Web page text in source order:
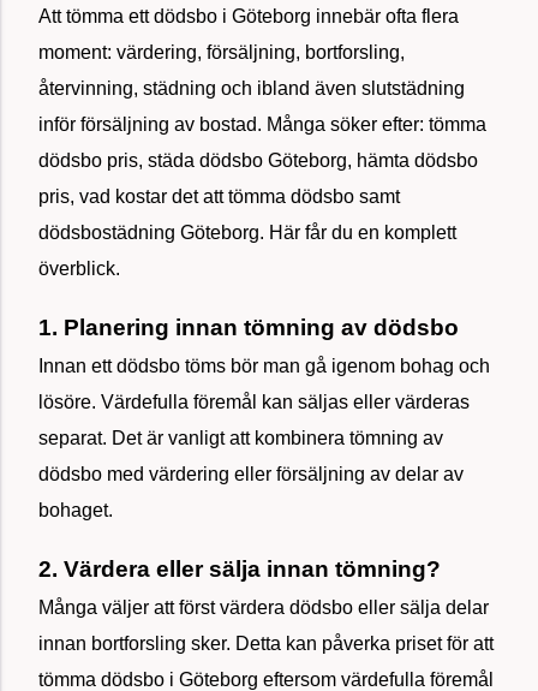
Att tömma ett dödsbo i Göteborg innebär ofta flera
moment: värdering, försäljning, bortforsling,
återvinning, städning och ibland även slutstädning
inför försäljning av bostad. Många söker efter: tömma
dödsbo pris, städa dödsbo Göteborg, hämta dödsbo
pris, vad kostar det att tömma dödsbo samt
dödsbostädning Göteborg. Här får du en komplett
överblick.
1. Planering innan tömning av dödsbo
Innan ett dödsbo töms bör man gå igenom bohag och
lösöre. Värdefulla föremål kan säljas eller värderas
separat. Det är vanligt att kombinera tömning av
dödsbo med värdering eller försäljning av delar av
bohaget.
2. Värdera eller sälja innan tömning?
Många väljer att först värdera dödsbo eller sälja delar
innan bortforsling sker. Detta kan påverka priset för att
tömma dödsbo i Göteborg eftersom värdefulla föremål